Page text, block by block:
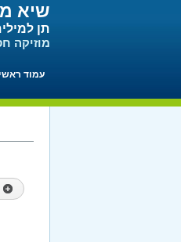
שיא
תן
מוזיקה
עמוד ראשי